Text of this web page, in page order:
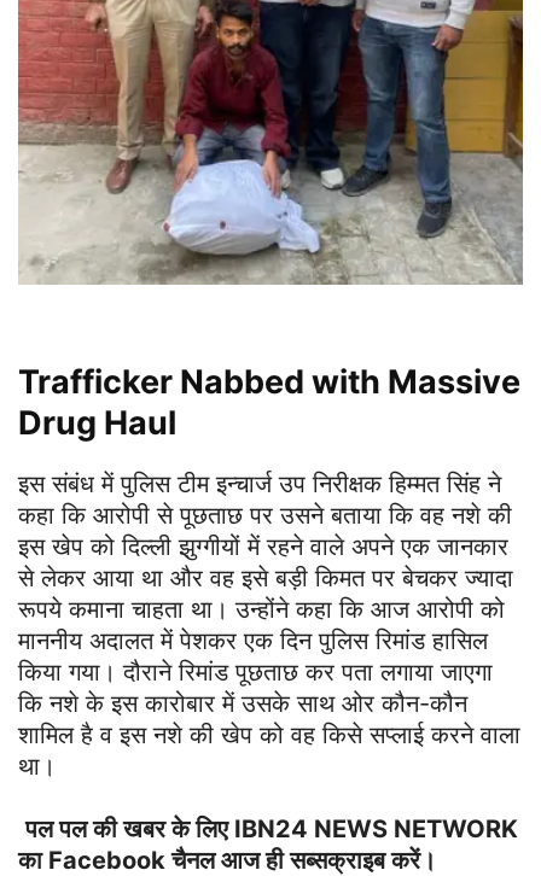
Trafficker Nabbed with Massive
Drug Haul
इस संबंध में पुलिस टीम इन्चार्ज उप निरीक्षक हिम्मत सिंह ने
कहा कि आरोपी से पूछताछ पर उसने बताया कि वह नशे की
इस खेप को दिल्ली झुग्गीयों में रहने वाले अपने एक जानकार
से लेकर आया था और वह इसे बड़ी किमत पर बेचकर ज्यादा
रूपये कमाना चाहता था। उन्होंने कहा कि आज आरोपी को
माननीय अदालत में पेशकर एक दिन पुलिस रिमांड हासिल
किया गया। दौराने रिमांड पूछताछ कर पता लगाया जाएगा
कि नशे के इस कारोबार में उसके साथ ओर कौन-कौन
शामिल है व इस नशे की खेप को वह किसे सप्लाई करने वाला
था।
पल पल की खबर के लिए IBN24 NEWS NETWORK
का Facebook चैनल आज ही सब्सक्राइब करें।